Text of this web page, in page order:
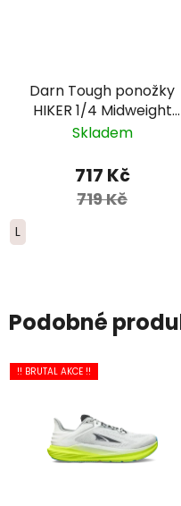
Darn Tough ponožky
HIKER 1/4 Midweight
Merino - pánské -
Skladem
717 Kč
719 Kč
L
Podobné
!! BRUTAL AKCE !!